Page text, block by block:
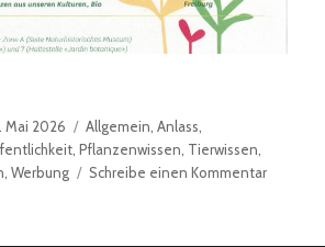
Mai 2026 Kategorien
Allgemein ,Anlass
,Pflanzenwissen Tierwissen
,Werbung Schreibe einen Kommentarzu